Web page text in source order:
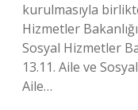
kurulmasıyla
Hizmetler
Sosyal Hizmetler
13.11. Aile ve
Aile…